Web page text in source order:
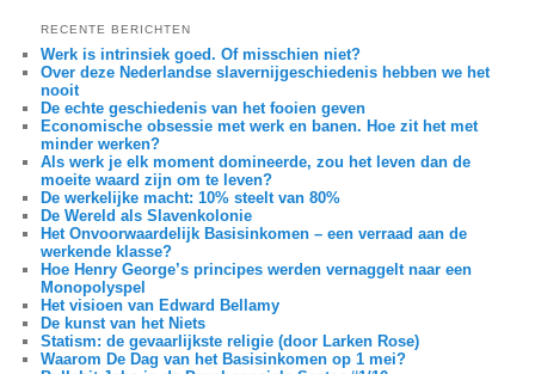
RECENTE BERICHTEN
Werk is intrinsiek goed. Of misschien niet?
Over deze Nederlandse slavernijgeschiedenis hebben we het
nooit
De echte geschiedenis van het fooien geven
Economische obsessie met werk en banen. Hoe zit het met
minder werken?
Als werk je elk moment domineerde, zou het leven dan de
moeite waard zijn om te leven?
De werkelijke macht: 10% steelt van 80%
De Wereld als Slavenkolonie
Het Onvoorwaardelijk Basisinkomen – een verraad aan de
werkende klasse?
Hoe Henry George’s principes werden vernaggelt naar een
Monopolyspel
Het visioen van Edward Bellamy
De kunst van het Niets
Statism: de gevaarlijkste religie (door Larken Rose)
Waarom De Dag van het Basisinkomen op 1 mei?